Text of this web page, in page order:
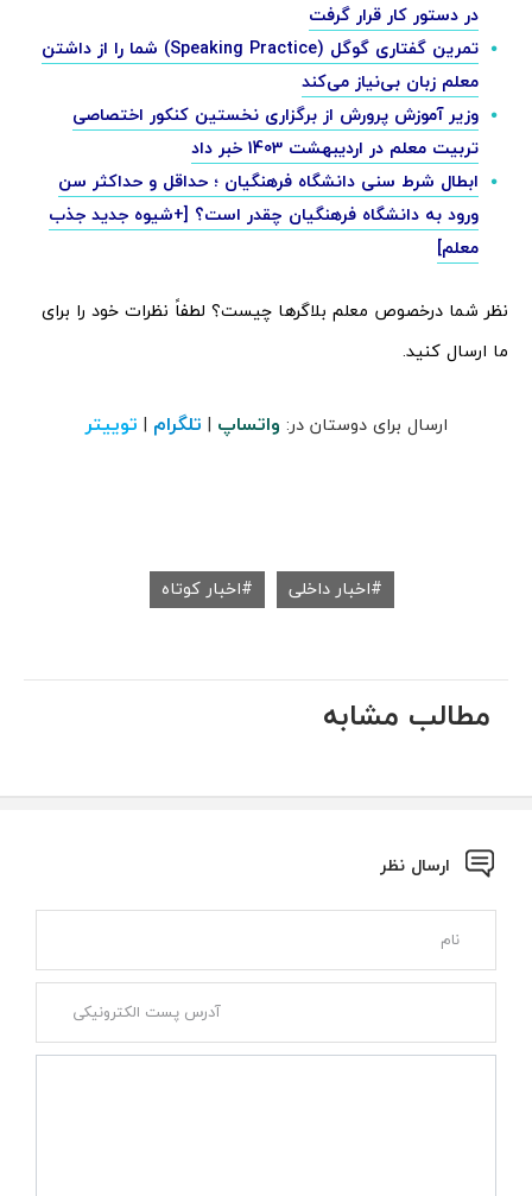
در دستور کار قرار گرفت
تمرین گفتاری گوگل (Speaking Practice) شما را از داشتن
معلم زبان بی‌نیاز می‌کند
وزیر آموزش پرورش از برگزاری نخستین کنکور اختصاصی
تربیت معلم در اردیبهشت 1403 خبر داد
ابطال شرط سنی دانشگاه فرهنگیان ؛ حداقل و حداکثر سن
ورود به دانشگاه فرهنگیان چقدر است؟ [+شیوه جدید جذب
معلم]
نظر شما درخصوص معلم بلاگرها چیست؟ لطفاً نظرات خود را برای
ما ارسال کنید.
ارسال برای دوستان در: واتساپ | تلگرام | توییتر
اخبار داخلی اخبار کوتاه
مطالب مشابه
ارسال نظر